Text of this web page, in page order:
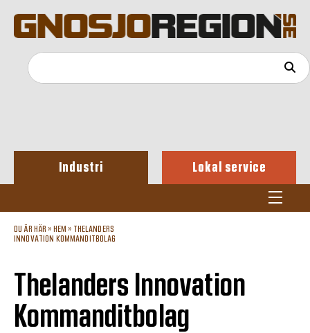
Industri Lokal service
DU ÄR HÄR » HEM » THELANDERS
INNOVATION KOMMANDITBOLAG
Thelanders Innovation
Kommanditbolag